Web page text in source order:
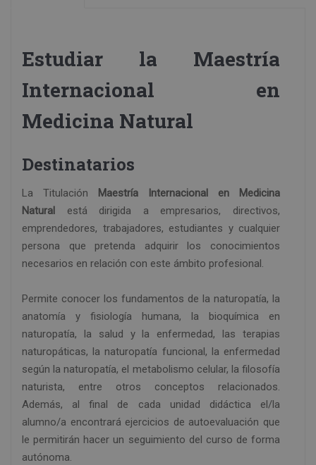
Estudiar la Maestría
Internacional en
Medicina Natural
Destinatarios
La Titulación
Maestría Internacional en Medicina
Natural
está dirigida a empresarios, directivos,
emprendedores, trabajadores, estudiantes y cualquier
persona que pretenda adquirir los conocimientos
necesarios en relación con este ámbito profesional.
Permite conocer los fundamentos de la naturopatía, la
anatomía y fisiología humana, la bioquímica en
naturopatía, la salud y la enfermedad, las terapias
naturopáticas, la naturopatía funcional, la enfermedad
según la naturopatía, el metabolismo celular, la filosofía
naturista, entre otros conceptos relacionados.
Además, al final de cada unidad didáctica el/la
alumno/a encontrará ejercicios de autoevaluación que
le permitirán hacer un seguimiento del curso de forma
autónoma.